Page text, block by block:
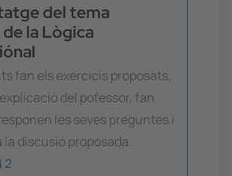
del tema
la Lògica
fan els exercicis proposats,
del pofessor, fan
les seves preguntes i
discusió proposada.
2